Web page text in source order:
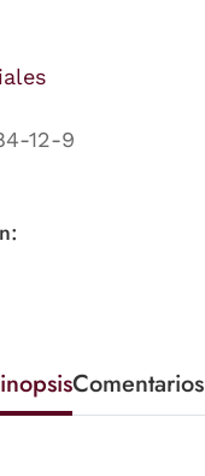
12-9
Comentarios